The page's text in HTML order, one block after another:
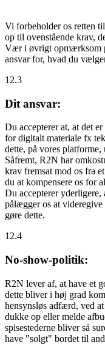
Vi forbeholder os retten
op til ovenstående krav,
Vær i øvrigt opmærksom
ansvar for, hvad du
12.3
Dit ansvar:
Du accepterer at, at det
for digitalt materiale fx
dette, på vores platforme,
Såfremt, R2N har
krav fremsat mod os fra
du at kompensere os for
Du accepterer yderligere,
pålægger os at
gøre dette.
12.4
No-show-politik:
R2N lever af, at have et
dette bliver i høj grad
hensynsløs adfærd, ved
dukke op eller melde
spisestederne bliver så
have "solgt" bordet til